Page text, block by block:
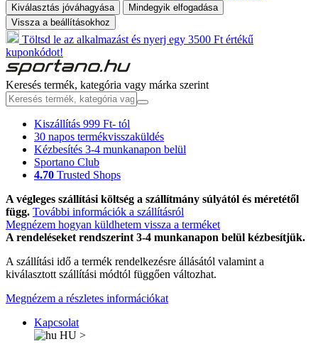
Kiválasztás jóváhagyása
Mindegyik elfogadása
Vissza a beállításokhoz
Töltsd le az alkalmazást és nyerj egy 3500 Ft értékű
kuponkódot!
Keresés termék, kategória vagy márka szerint
Kiszállítás 999 Ft- tól
30 napos termékvisszaküldés
Kézbesítés 3-4 munkanapon belül
Sportano Club
4.70 Trusted Shops
A végleges szállítási költség a szállítmány súlyától és méretétől
függ. További információk a szállításról
Megnézem hogyan küldhetem vissza a terméket
A rendeléseket rendszerint 3-4 munkanapon belül kézbesítjük.
A szállítási idő a termék rendelkezésre állásától valamint a
kiválasztott szállítási módtól függően változhat.
Megnézem a részletes információkat
Kapcsolat
HU >